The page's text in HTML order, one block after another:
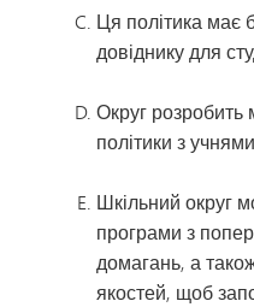
Ця політика має
довіднику для
Округ розробить
політики з
Шкільний округ
програми з
домагань, а
якостей, щоб